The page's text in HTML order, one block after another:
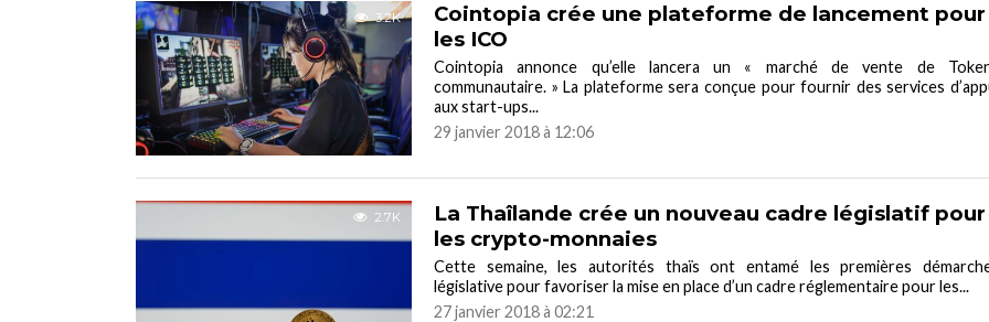
3.2K
Cointopia crée une plateforme de lancement pour
les ICO
Cointopia annonce qu’elle lancera un « marché de vente de
communautaire. » La plateforme sera conçue pour fournir des services
aux start-ups...
29 janvier 2018 à 12:06
2.7K
La Thaîlande crée un nouveau cadre législatif pour
les crypto-monnaies
Cette semaine, les autorités thaïs ont entamé les premières
législative pour favoriser la mise en place d’un cadre réglementaire pour les...
27 janvier 2018 à 02:21